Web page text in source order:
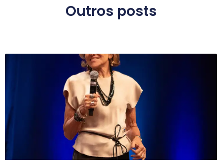
Outros posts